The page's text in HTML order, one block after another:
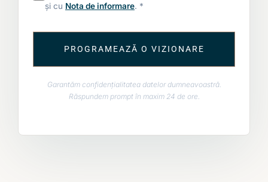
și cu Nota de informare. *
PROGRAMEAZĂ O VIZIONARE
Garantăm confidențialitatea datelor dumneavoastră.
Răspundem prompt în maxim 24 de ore.